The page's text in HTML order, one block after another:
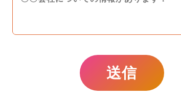
送信